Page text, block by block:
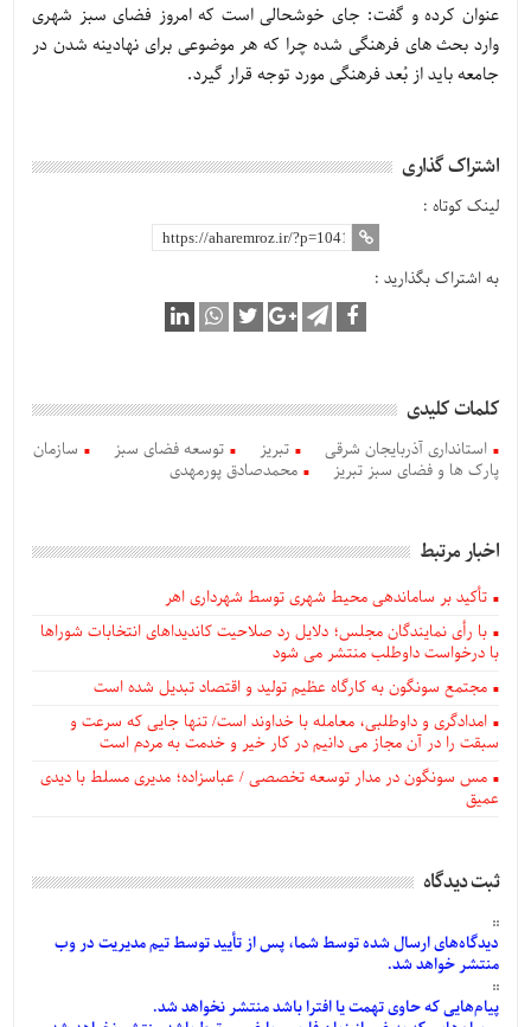
عنوان کرده و گفت: جای خوشحالی است که امروز فضای سبز شهری
وارد بحث های فرهنگی شده چرا که هر موضوعی برای نهادینه شدن در
جامعه باید از بُعد فرهنگی مورد توجه قرار گیرد.
اشتراک گذاری
لینک کوتاه :
به اشتراک بگذارید :
کلمات کلیدی
استانداری آذربایجان شرقی تبریز توسعه فضای سبز
سازمان
پارک ها و فضای سبز تبریز
محمدصادق پورمهدی
اخبار مرتبط
تأکید بر ساماندهی محیط شهری توسط شهرداری اهر
با رأی نمایندگان مجلس؛ دلایل رد صلاحیت کاندیداهای انتخابات شوراها
با درخواست داوطلب منتشر می شود
مجتمع سونگون به کارگاه عظیم تولید و اقتصاد تبدیل شده است
امدادگری و داوطلبی، معامله با خداوند است/ تنها جایی که سرعت و
سبقت را در آن مجاز می دانیم در کار خیر و خدمت به مردم است
مس سونگون در مدار توسعه تخصصی / عباسزاده؛ مدیری مسلط با دیدی
عمیق
ثبت دیدگاه
دیدگاه‌هایارسالشدهتوسط شما، پس ازتأییدتوسط تیم مدیریت در وب
منتشر خواهد شد.
پیام‌هاییکه حاوی تهمت یا افترا باشد منتشر نخواهد شد.